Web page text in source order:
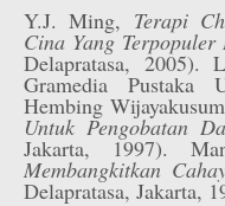
Y.J. Ming, Terapi
Cina Yang
Delapratasa, 2005).
Gramedia Pustaka
Hembing
Untuk Pengobatan
Jakarta, 1997).
Membangkitkan
Delapratasa, Jakarta,